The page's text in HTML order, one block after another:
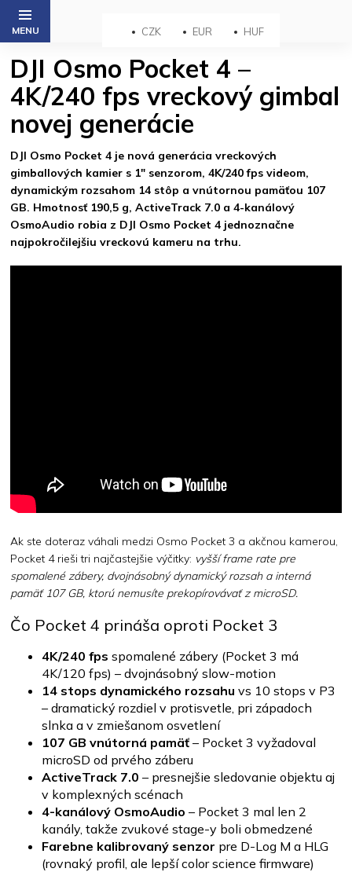
Prejsť
obsah
CZK EUR HUF
DJI Osmo Pocket 4 –
4K/240 fps vreckový gimbal
novej generácie
DJI Osmo Pocket 4 je nová generácia vreckových
gimballových kamier s 1" senzorom, 4K/240 fps videom,
dynamickým rozsahom 14 stôp a vnútornou pamäťou 107
GB. Hmotnosť 190,5 g, ActiveTrack 7.0 a 4-kanálový
OsmoAudio robia z DJI Osmo Pocket 4 jednoznačne
najpokročilejšiu vreckovú kameru na trhu.
Ak ste doteraz váhali medzi Osmo Pocket 3 a akčnou kamerou,
Pocket 4 rieši tri najčastejšie výčitky: vyšší frame rate pre
spomalené zábery, dvojnásobný dynamický rozsah a interná
pamäť 107 GB, ktorú nemusíte prekopírovávať z microSD.
Čo Pocket 4 prináša oproti Pocket 3
4K/240 fps spomalené zábery (Pocket 3 má
4K/120 fps) – dvojnásobný slow-motion
14 stops dynamického rozsahu vs 10 stops v P3
– dramatický rozdiel v protisvetle, pri západoch
slnka a v zmiešanom osvetlení
107 GB vnútorná pamäť – Pocket 3 vyžadoval
microSD od prvého záberu
ActiveTrack 7.0 – presnejšie sledovanie objektu aj
v komplexných scénach
4-kanálový OsmoAudio – Pocket 3 mal len 2
kanály, takže zvukové stage-y boli obmedzené
Farebne kalibrovaný senzor pre D-Log M a HLG
(rovnaký profil, ale lepší color science firmware)